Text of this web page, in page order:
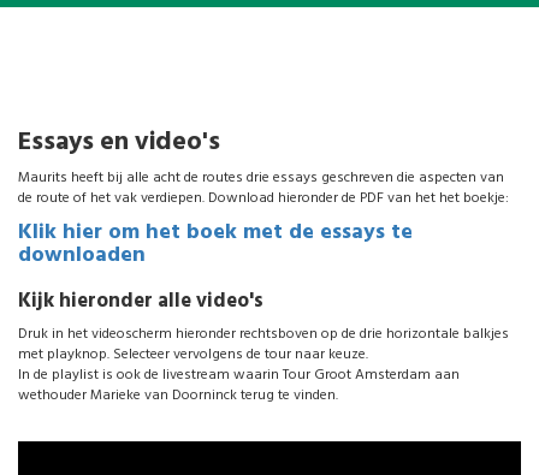
Essays en video's
Maurits heeft bij alle acht de routes drie essays geschreven die aspecten van
de route of het vak verdiepen. Download hieronder de PDF van het het boekje:
Klik hier om het boek met de essays te
downloaden
Kijk hieronder alle video's
Druk in het videoscherm hieronder rechtsboven op de drie horizontale balkjes
met playknop. Selecteer vervolgens de tour naar keuze.
In de playlist is ook de livestream waarin Tour Groot Amsterdam aan
wethouder Marieke van Doorninck terug te vinden.